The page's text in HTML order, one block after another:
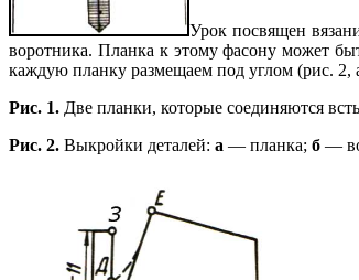
Урок посвящен
воротника. Планка к этому фасону может
каждую планку размещаем под углом (рис.
Рис. 1. Две планки, которые соединяются
Рис. 2. Выкройки деталей: а — планка; б —